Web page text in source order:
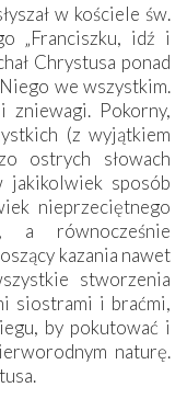
w kościele św.
„Franciszku, idź i
Chrystusa ponad
we wszystkim.
zniewagi. Pokorny,
(z wyjątkiem
ostrych słowach
jakikolwiek sposób
nieprzeciętnego
a równocześnie
kazania nawet
stworzenia
siostrami i braćmi,
by pokutować i
naturę.